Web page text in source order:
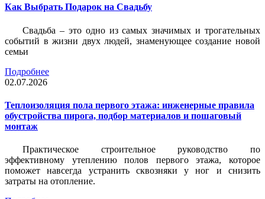
Как Выбрать Подарок на Свадьбу
Свадьба – это одно из самых значимых и трогательных
событий в жизни двух людей, знаменующее создание новой
семьи
Подробнее
02.07.2026
Теплоизоляция пола первого этажа: инженерные правила
обустройства пирога, подбор материалов и пошаговый
монтаж
Практическое строительное руководство по
эффективному утеплению полов первого этажа, которое
поможет навсегда устранить сквозняки у ног и снизить
затраты на отопление.